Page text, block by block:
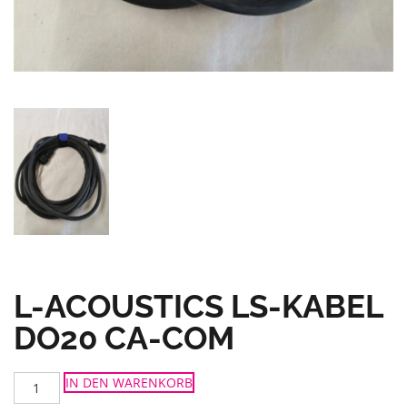
L-ACOUSTICS LS-KABEL
DO20 CA-COM
L-
Acoustics
LS-
IN DEN WARENKORB